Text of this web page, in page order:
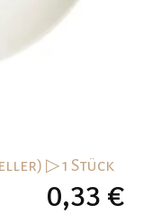
▷ 1 Stück
0,33 €